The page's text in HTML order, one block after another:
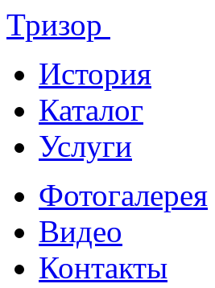
Тризор
История
Каталог
Услуги
Фотогалерея
Видео
Контакты